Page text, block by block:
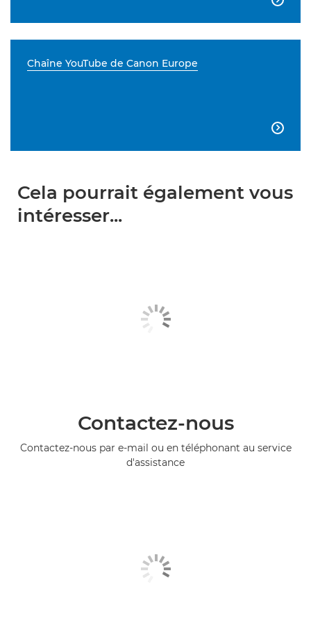
Chaîne YouTube de Canon Europe

Cela pourrait également vous
intéresser...
Contactez-nous
Contactez-nous par e-mail ou en téléphonant au service
d'assistance